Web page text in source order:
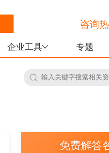
咨询热
企业工具 专题
免费解答